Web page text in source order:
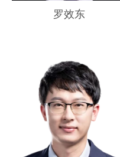
罗效东